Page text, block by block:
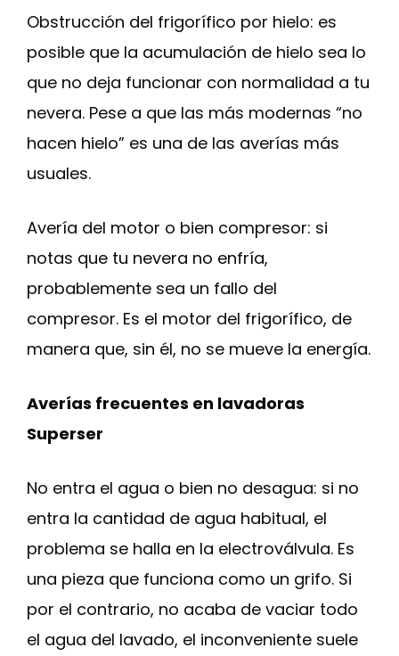
Obstrucción del frigorífico por hielo: es
posible que la acumulación de hielo sea lo
que no deja funcionar con normalidad a tu
nevera. Pese a que las más modernas “no
hacen hielo” es una de las averías más
usuales.
Avería del motor o bien compresor: si
notas que tu nevera no enfría,
probablemente sea un fallo del
compresor. Es el motor del frigorífico, de
manera que, sin él, no se mueve la energía.
Averías frecuentes en lavadoras
Superser
No entra el agua o bien no desagua: si no
entra la cantidad de agua habitual, el
problema se halla en la electroválvula. Es
una pieza que funciona como un grifo. Si
por el contrario, no acaba de vaciar todo
el agua del lavado, el inconveniente suele